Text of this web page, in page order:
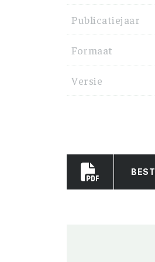
Publicatiejaar
Formaat
Versie